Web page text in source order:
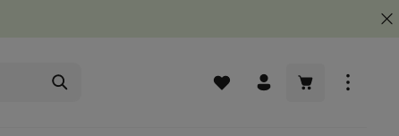
Warenkorb